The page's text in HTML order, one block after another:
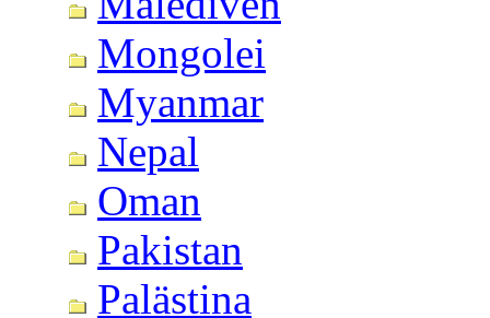
Mongolei
Myanmar
Nepal
Oman
Pakistan
Palästina